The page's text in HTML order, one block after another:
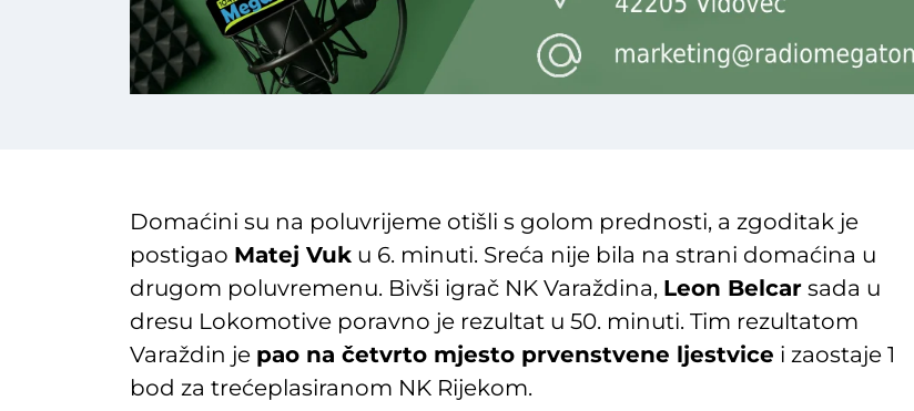
Domaćini su na poluvrijeme otišli s golom prednosti, a zgoditak je
postigao Matej Vuk u 6. minuti. Sreća nije bila na strani domaćina u
drugom poluvremenu. Bivši igrač NK Varaždina, Leon Belcar sada u
dresu Lokomotive poravno je rezultat u 50. minuti. Tim rezultatom
Varaždin je pao na četvrto mjesto prvenstvene ljestvice i zaostaje 1
bod za trećeplasiranom NK Rijekom.